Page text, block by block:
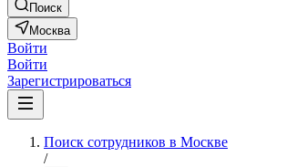
Поиск
Москва
Войти
Войти
Зарегистрироваться
Поиск сотрудников в Москве
/